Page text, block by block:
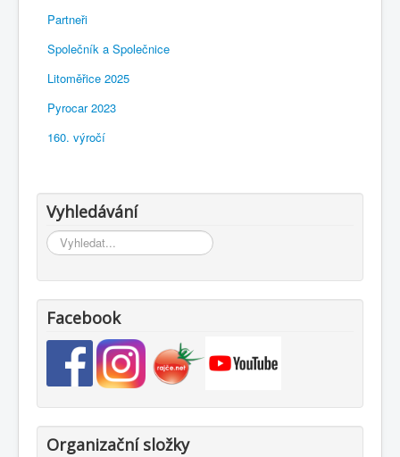
Partneři
Společník a Společnice
Litoměřice 2025
Pyrocar 2023
160. výročí
Vyhledávání
Vyhledávání...
Facebook
Organizační složky